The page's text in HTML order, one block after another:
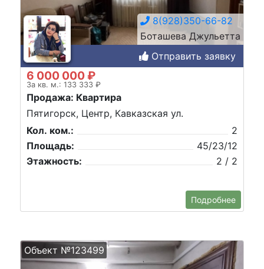
8(928)350-66-82
Боташева Джульетта
Отправить заявку
6 000 000 ₽
За кв. м.: 133 333 ₽
Продажа: Квартира
Пятигорск, Центр, Кавказская ул.
Кол. ком.:
2
Площадь:
45/23/12
Этажность:
2 / 2
Подробнее
Объект №123499